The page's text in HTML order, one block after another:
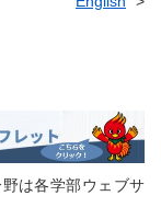
は各学部ウェブサ